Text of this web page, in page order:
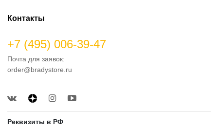
Контакты
+7 (495) 006-39-47
Почта для заявок:
order@bradystore.ru
Реквизиты в РФ